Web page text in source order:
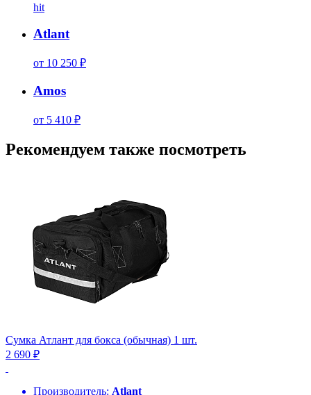
hit
Atlant
от 10 250 ₽
Amos
от 5 410 ₽
Рекомендуем также посмотреть
Сумка Атлант для бокса (обычная) 1 шт.
2 690 ₽
Производитель: Atlant